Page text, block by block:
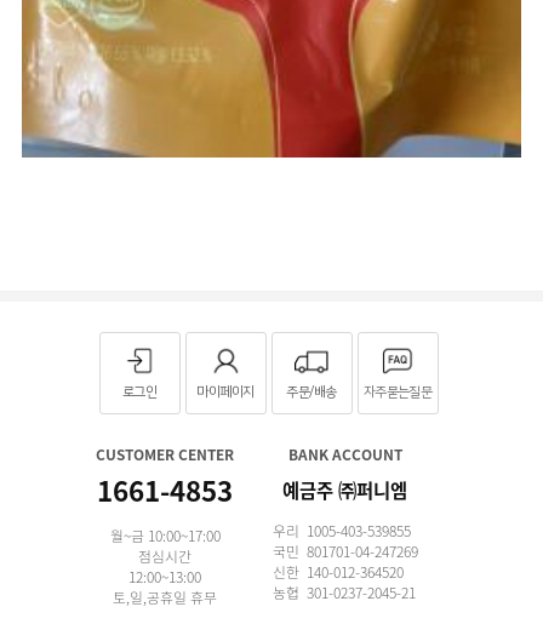
로그인 마이페이지 주문/배송 자주묻는질문
CUSTOMER CENTER
1661-4853
월~금 10:00~17:00
점심시간
12:00~13:00
토,일,공휴일 휴무
BANK ACCOUNT
예금주 ㈜퍼니엠
우리 1005-403-539855
국민 801701-04-247269
신한 140-012-364520
농협 301-0237-2045-21